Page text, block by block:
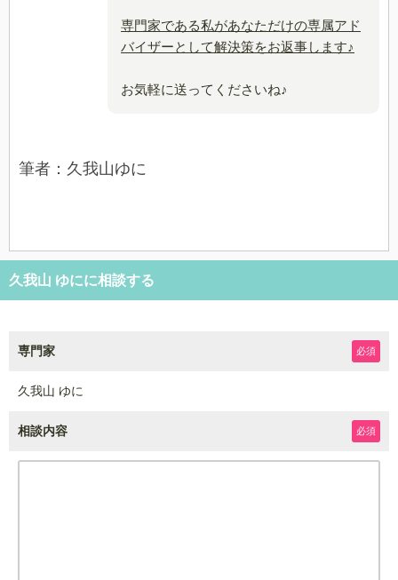
専門家である私があなただけの専属アド
バイザーとして解決策をお返事します♪
お気軽に送ってくださいね♪
筆者：久我山ゆに
久我山 ゆにに相談する
専門家 必須
久我山 ゆに
相談内容 必須